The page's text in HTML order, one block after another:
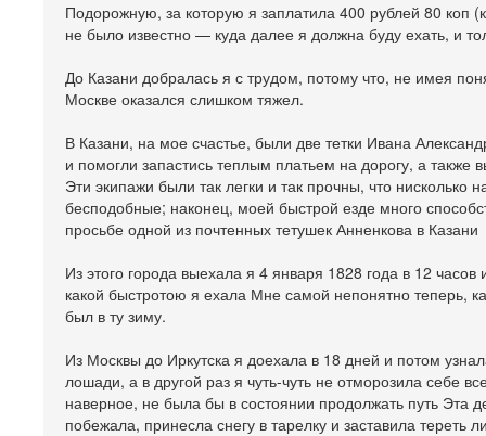
Подорожную, за которую я заплатила 400 рублей 80 коп
не было известно — куда далее я должна буду ехать, и
До Казани добралась я с трудом, потому что, не имея
Москве оказался слишком тяжел.
В Казани, на мое счастье, были две тетки Ивана
и помогли запастись теплым платьем на дорогу, а
Эти экипажи были так легки и так прочны, что
бесподобные; наконец, моей быстрой езде много
просьбе одной из почтенных тетушек Анненкова в Казани
Из этого города выехала я 4 января 1828 года в 12
какой быстротою я ехала Мне самой непонятно теперь,
был в ту зиму.
Из Москвы до Иркутска я доехала в 18 дней и потом
лошади, а в другой раз я чуть-чуть не отморозила себе
наверное, не была бы в состоянии продолжать путь Эта
побежала, принесла снегу в тарелку и заставила тереть